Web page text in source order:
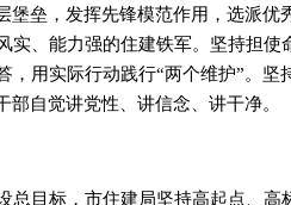
堡垒，发挥先锋模范作用，选派优
实、能力强的住建铁军。坚持担使
，用实际行动践行“两个维护”。坚
自觉讲党性、讲信念、讲干净。
总目标，市住建局坚持高起点、高